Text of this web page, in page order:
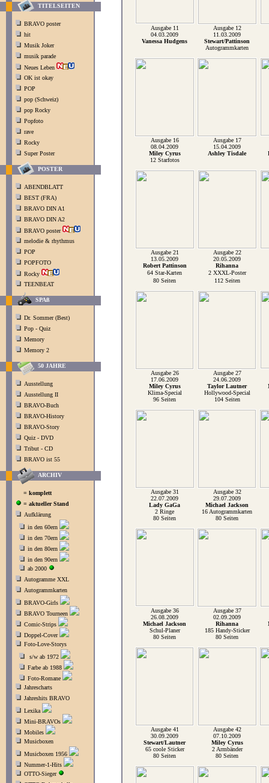
TITELSEITEN
BRAVO poster
hit
Musik Joker
musik parade
Neues Leben
OK ist okay
POP
pop (Schweiz)
pop Rocky
Popfoto
rave
Rocky
Super Poster
POSTER
ABENDBLATT
BEST (FRA)
BRAVO DIN A1
BRAVO DIN A2
BRAVO poster
melodie & rhythmus
POP
POPFOTO
Rocky
TEENBEAT
SPAß
Dr. Sommer (Best)
Pop - Quiz
Memory
Memory 2
50 JAHRE
Ausstellung
Ausstellung II
BRAVO-Buch
BRAVO-History
BRAVO-Story
Quiz - DVD
Tribut - CD
BRAVO ist 55
ARCHIV
= komplett
= aktueller Stand
Aufklärung
in den 60ern
in den 70ern
in den 80ern
in den 90ern
ab 2000
Autogramme XXL
Autogrammkarten
BRAVO-Girls
BRAVO Tourneen
Comic-Strips
Doppel-Cover
Foto-Love-Storys
s/w ab 1972
Farbe ab 1988
Foto-Romane
Jahrescharts
Jahreshits BRAVO
Lexika
Mini-BRAVOs
Mobiles
Musicboxen
Musicboxen 1956
Nummer-1-Hits
OTTO-Sieger
Ausgabe 11
Ausgabe 12
04.03.2009
11.03.2009
Vanessa Hudgens
Stewart/Pattinson
Autogrammkarten
Ausgabe 16
Ausgabe 17
08.04.2009
15.04.2009
Miley Cyrus
Ashley Tisdale
12 Starfotos
Ausgabe 21
Ausgabe 22
13.05.2009
20.05.2009
Robert Pattinson
Rihanna
64 Star-Karten
2 XXXL-Poster
80 Seiten
112 Seiten
Ausgabe 26
Ausgabe 27
17.06.2009
24.06.2009
Miley Cyrus
Taylor Lautner
Klima-Special
Hollywood-Special
96 Seiten
104 Seiten
Ausgabe 31
Ausgabe 32
22.07.2009
29.07.2009
Lady GaGa
Michael Jackson
2 Ringe
16 Autogrammkarten
80 Seiten
80 Seiten
Ausgabe 36
Ausgabe 37
26.08.2009
02.09.2009
Michael Jackson
Rihanna
Schul-Planer
185 Handy-Sticker
80 Seiten
80 Seiten
Ausgabe 41
Ausgabe 42
30.09.2009
07.10.2009
Stewart/Lautner
Miley Cyrus
65 coole Sticker
2 Armbänder
80 Seiten
80 Seiten